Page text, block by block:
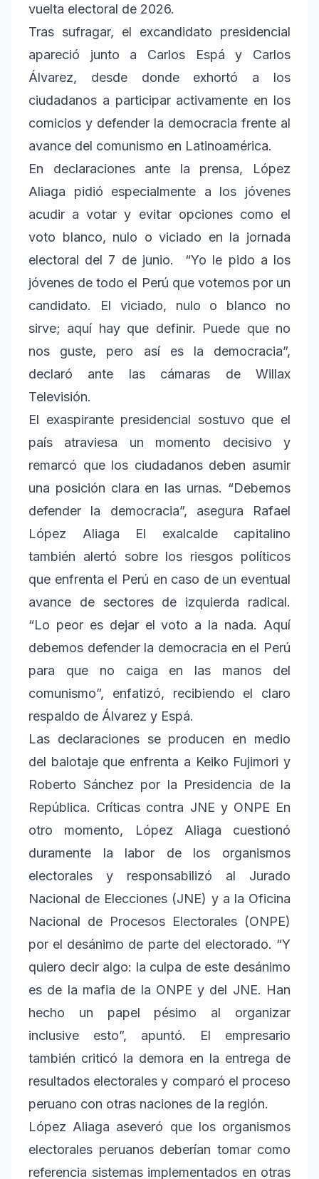
vuelta electoral de 2026.
Tras sufragar, el excandidato presidencial
apareció junto a Carlos Espá y Carlos
Álvarez, desde donde exhortó a los
ciudadanos a participar activamente en los
comicios y defender la democracia frente al
avance del comunismo en Latinoamérica.
En declaraciones ante la prensa, López
Aliaga pidió especialmente a los jóvenes
acudir a votar y evitar opciones como el
voto blanco, nulo o viciado en la jornada
electoral del 7 de junio. “Yo le pido a los
jóvenes de todo el Perú que votemos por un
candidato. El viciado, nulo o blanco no
sirve; aquí hay que definir. Puede que no
nos guste, pero así es la democracia”,
declaró ante las cámaras de Willax
Televisión.
El exaspirante presidencial sostuvo que el
país atraviesa un momento decisivo y
remarcó que los ciudadanos deben asumir
una posición clara en las urnas. “Debemos
defender la democracia”, asegura Rafael
López Aliaga El exalcalde capitalino
también alertó sobre los riesgos políticos
que enfrenta el Perú en caso de un eventual
avance de sectores de izquierda radical.
“Lo peor es dejar el voto a la nada. Aquí
debemos defender la democracia en el Perú
para que no caiga en las manos del
comunismo”, enfatizó, recibiendo el claro
respaldo de Álvarez y Espá.
Las declaraciones se producen en medio
del balotaje que enfrenta a Keiko Fujimori y
Roberto Sánchez por la Presidencia de la
República. Críticas contra JNE y ONPE En
otro momento, López Aliaga cuestionó
duramente la labor de los organismos
electorales y responsabilizó al Jurado
Nacional de Elecciones (JNE) y a la Oficina
Nacional de Procesos Electorales (ONPE)
por el desánimo de parte del electorado. “Y
quiero decir algo: la culpa de este desánimo
es de la mafia de la ONPE y del JNE. Han
hecho un papel pésimo al organizar
inclusive esto”, apuntó. El empresario
también criticó la demora en la entrega de
resultados electorales y comparó el proceso
peruano con otras naciones de la región.
López Aliaga aseveró que los organismos
electorales peruanos deberían tomar como
referencia sistemas implementados en otras